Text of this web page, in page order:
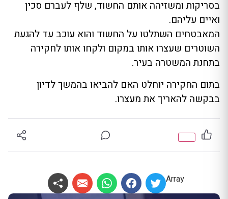
בסריקות ומשזיהה אותם החשוד, שלף לעברם סכין
ואיים עליהם.
המאבטחים השתלטו על החשוד והוא עוכב עד להגעת
השוטרים שעצרו אותו במקום ולקחו אותו לחקירה
בתחנת המשטרה בעיר.
בתום החקירה יוחלט האם להביאו בהמשך לדיון
בבקשה להאריך את מעצרו.
Array